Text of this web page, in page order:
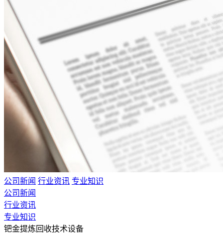
公司新闻 行业资讯 专业知识
公司新闻
行业资讯
专业知识
钯金提炼回收技术设备